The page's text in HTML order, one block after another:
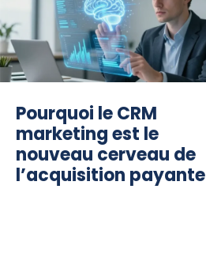
Pourquoi le CRM
marketing est le
nouveau cerveau de
l’acquisition payante